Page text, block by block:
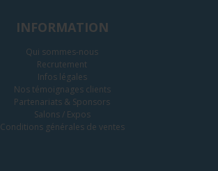
INFORMATION
Qui sommes-nous
Recrutement
Infos légales
Nos témoignages clients
Partenariats & Sponsors
Salons / Expos
Conditions générales de ventes